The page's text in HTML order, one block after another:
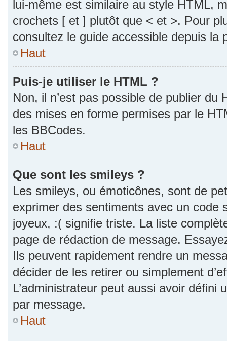
lui-même est similaire au style HTML,
crochets [ et ] plutôt que < et >. Pour
consultez le guide accessible depuis la
Haut
Puis-je utiliser le HTML ?
Non, il n’est pas possible de publier
des mises en forme permises par le
les BBCodes.
Haut
Que sont les smileys ?
Les smileys, ou émoticônes, sont de
exprimer des sentiments avec un code
joyeux, :( signifie triste. La liste
page de rédaction de message.
Ils peuvent rapidement rendre un
décider de les retirer ou simplement
L’administrateur peut aussi avoir défini
par message.
Haut